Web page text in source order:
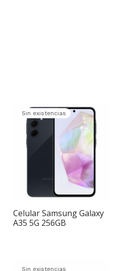
Sin existencias
Celular Samsung Galaxy
A35 5G 256GB
Sin existencias